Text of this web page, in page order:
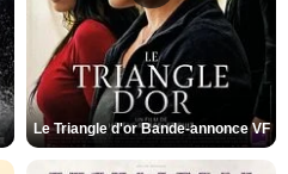
Le Triangle d'or Bande-annonce VF